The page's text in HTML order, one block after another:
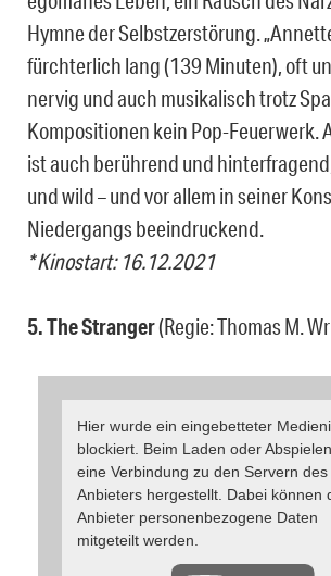
Hymne der Selbstzerstörung.
fürchterlich lang (139 Minuten), oft
nervig und auch musikalisch trotz
Kompositionen kein Pop-Feuerwerk.
ist auch berührend und
und wild – und vor allem in seiner
Niedergangs beeindruckend.
* Kinostart: 16.12.2021
5. The Stranger(Regie: Thomas M.
Hier wurde ein eingebetteter
blockiert. Beim Laden oder
eine Verbindung zu den Servern des
Anbieters hergestellt. Dabei können
Anbieter personenbezogene Daten
mitgeteilt werden.